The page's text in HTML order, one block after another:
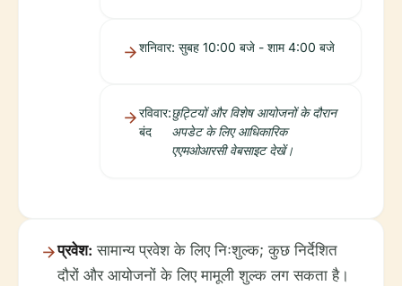
शनिवार: सुबह 10:00 बजे - शाम 4:00 बजे
रविवार:
बंद
छुट्टियों और विशेष आयोजनों के दौरान
अपडेट के लिए आधिकारिक
एएमओआरसी वेबसाइट देखें।
प्रवेश: सामान्य प्रवेश के लिए निःशुल्क; कुछ निर्देशित
दौरों और आयोजनों के लिए मामूली शुल्क लग सकता है।